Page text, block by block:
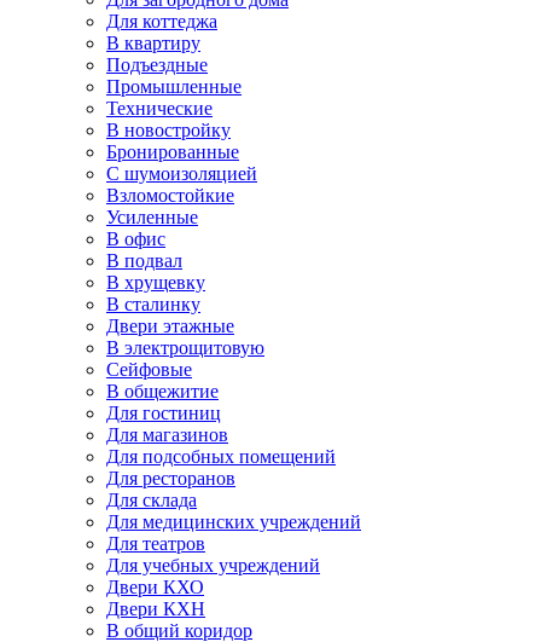
Для коттеджа
В квартиру
Подъездные
Промышленные
Технические
В новостройку
Бронированные
С шумоизоляцией
Взломостойкие
Усиленные
В офис
В подвал
В хрущевку
В сталинку
Двери этажные
В электрощитовую
Сейфовые
В общежитие
Для гостиниц
Для магазинов
Для подсобных помещений
Для ресторанов
Для склада
Для медицинских учреждений
Для театров
Для учебных учреждений
Двери КХО
Двери КХН
В общий коридор